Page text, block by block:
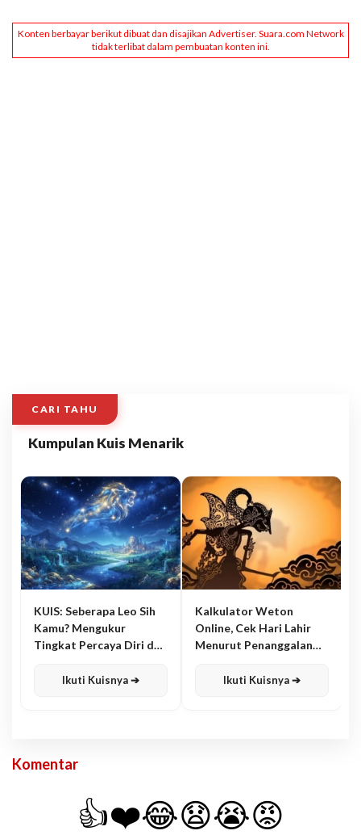
CARI TAHU
Kumpulan Kuis Menarik
KUIS: Seberapa Leo Sih
Kamu? Mengukur
Tingkat Percaya Diri dan
Ikuti Kuisnya ➔
Kalkulator Weton
Online, Cek Hari Lahir
Menurut Penanggalan
Ikuti Kuisnya ➔
Komentar
👍❤️😂😧😭😡